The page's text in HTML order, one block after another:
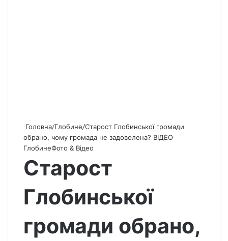
Головна/Глобине/Старост Глобинської громади
обрано, чому громада не задоволена? ВІДЕО
ГлобинеФото & Відео
Старост
Глобинської
громади обрано,